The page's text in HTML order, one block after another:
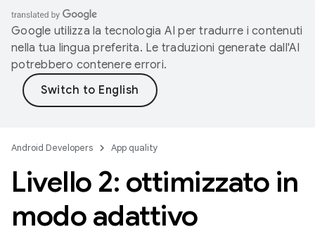
Google utilizza la tecnologia AI per tradurre i contenuti
nella tua lingua preferita. Le traduzioni generate dall'AI
potrebbero contenere errori.
Android Developers App quality
Livello 2: ottimizzato in
modo adattivo